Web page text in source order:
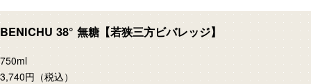
BENICHU 38° 無糖【若狭三方ビバレッジ】
750ml
3,740円 （税込）